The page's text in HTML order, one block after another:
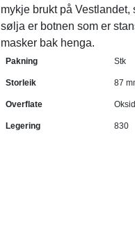
mykje brukt på
sølja er botnen som er
masker bak henga.
Pakning Stk
Storleik 87
Overflate
Legering 830